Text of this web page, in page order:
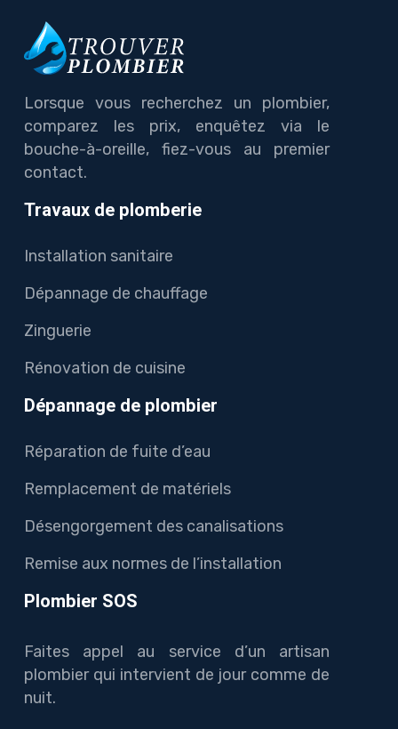
Lorsque vous recherchez un plombier,
comparez les prix, enquêtez via le
bouche-à-oreille, fiez-vous au premier
contact.
Travaux de plomberie
Installation sanitaire
Dépannage de chauffage
Zinguerie
Rénovation de cuisine
Dépannage de plombier
Réparation de fuite d’eau
Remplacement de matériels
Désengorgement des canalisations
Remise aux normes de l’installation
Plombier SOS
Faites appel au service d’un artisan
plombier qui intervient de jour comme de
nuit.